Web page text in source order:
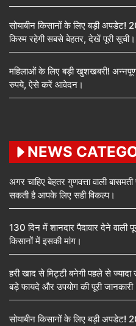
सोयाबीन किसानों के लिए बड़ी
किस्म रहेगी सबसे बेहतर, देखें पूरी सूची।
महिलाओं के लिए बड़ी खुशखबरी!
रुपये, ऐसे करें आवेदन।
NEWS
अगर चाहिए बेहतर गुणवत्ता वाली
सकती है आपके लिए सही विकल्प।
130 दिन में शानदार पैदावार देने वाली
किसानों में इसकी मांग।
हरी खाद से मिट्टी बनेगी पहले से
बड़े फायदे और उपयोग की पूरी
सोयाबीन किसानों के लिए बड़ी